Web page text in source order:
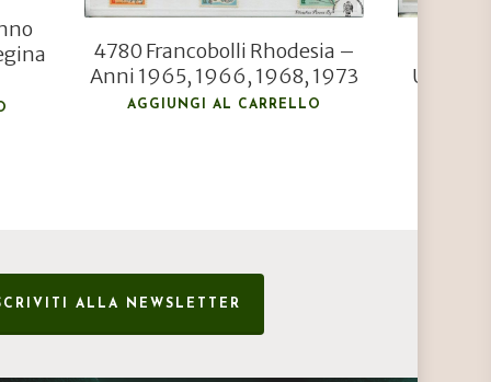
4780 Francobolli Rhodesia –
Anni 1965, 1966, 1968, 1973
AGGIUNGI AL CARRELLO
ALLA NEWSLETTER